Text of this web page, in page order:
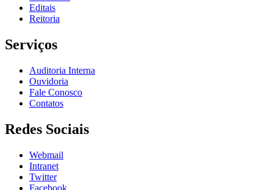
Editais
Reitoria
Serviços
Auditoria Interna
Ouvidoria
Fale Conosco
Contatos
Redes Sociais
Webmail
Intranet
Twitter
Facebook